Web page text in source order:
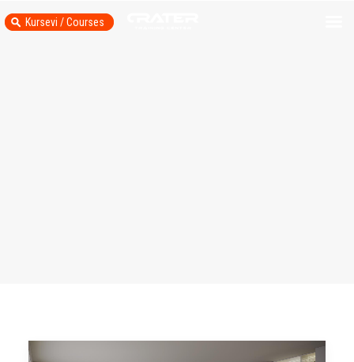
Kursevi / Courses